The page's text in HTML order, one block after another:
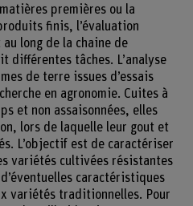
matières premières ou la
finis, l’évaluation
long de la chaine de
différentes tâches. L’analyse
de terre issues d’essais
en agronomie. Cuites à
et non assaisonnées, elles
lors de laquelle leur gout et
L’objectif est de caractériser
variétés cultivées résistantes
caractéristiques
variétés traditionnelles. Pour